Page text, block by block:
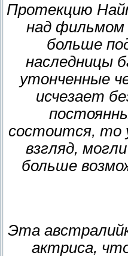
Протекцию
над фильмом
больше
наследницы
утонченные
исчезает
состоится, то
взгляд,
больше
Эта
актриса,